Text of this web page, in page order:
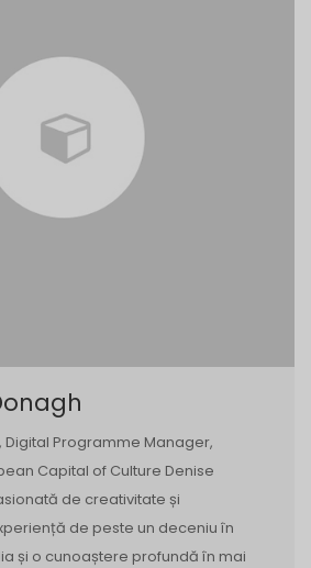
Digital Programme Manager,
Capital of Culture Denise
de creativitate și
de peste un deceniu în
și o cunoaștere profundă în mai